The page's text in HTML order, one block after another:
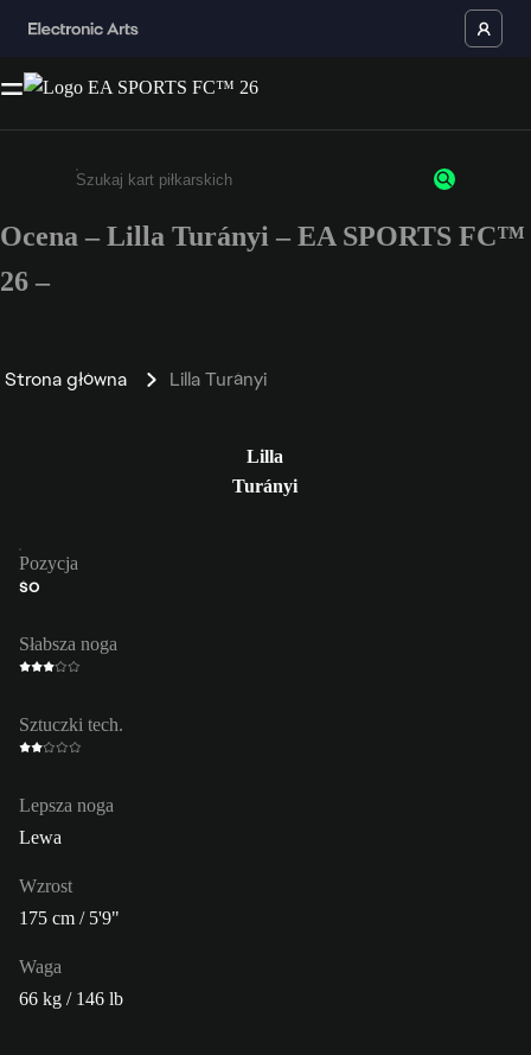
Wpisz co najmniej 3 znaki lub cyfry.
Ocena – Lilla Turányi – EA SPORTS FC™
26 –
Strona główna Lilla Turányi
Lilla
Turányi
Pozycja
ŚO
Słabsza noga
Sztuczki tech.
Lepsza noga
Lewa
Wzrost
175 cm / 5'9"
Waga
66 kg / 146 lb